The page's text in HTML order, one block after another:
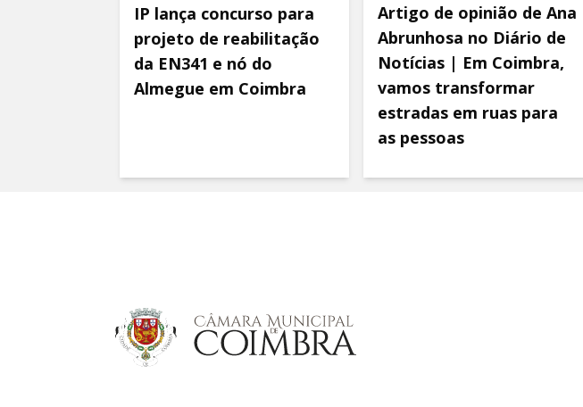
IP lança concurso para
projeto de reabilitação
da EN341 e nó do
Almegue em Coimbra
Artigo de opinião de Ana
Abrunhosa no Diário de
Notícias | Em Coimbra,
vamos transformar
estradas em ruas para
as pessoas